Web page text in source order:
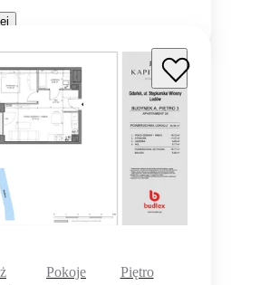
Pokoje
Piętro